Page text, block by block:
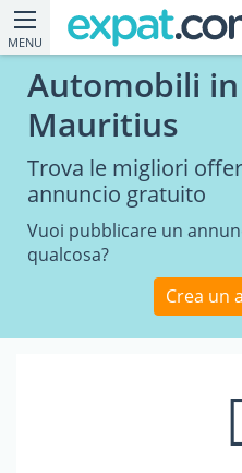
MENU
Automobili
Mauritius
Trova le migliori
annuncio gratuito
Vuoi pubblicare un
qualcosa?
Crea un